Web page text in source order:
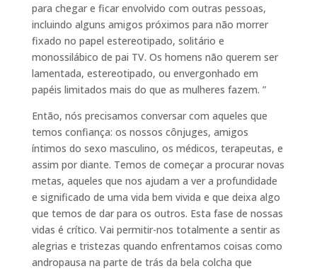
para chegar e ficar envolvido com outras pessoas,
incluindo alguns amigos próximos para não morrer
fixado no papel estereotipado, solitário e
monossilábico de pai TV. Os homens não querem ser
lamentada, estereotipado, ou envergonhado em
papéis limitados mais do que as mulheres fazem. ”
Então, nós precisamos conversar com aqueles que
temos confiança: os nossos cônjuges, amigos
íntimos do sexo masculino, os médicos, terapeutas, e
assim por diante. Temos de começar a procurar novas
metas, aqueles que nos ajudam a ver a profundidade
e significado de uma vida bem vivida e que deixa algo
que temos de dar para os outros. Esta fase de nossas
vidas é crítico. Vai permitir-nos totalmente a sentir as
alegrias e tristezas quando enfrentamos coisas como
andropausa na parte de trás da bela colcha que